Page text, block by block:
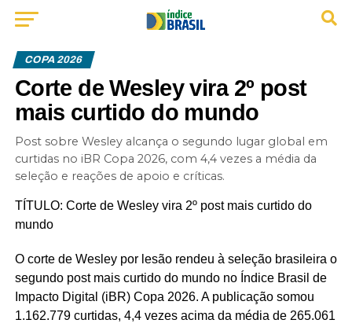
COPA 2026
Corte de Wesley vira 2º post
mais curtido do mundo
Post sobre Wesley alcança o segundo lugar global em
curtidas no iBR Copa 2026, com 4,4 vezes a média da
seleção e reações de apoio e críticas.
TÍTULO: Corte de Wesley vira 2º post mais curtido do
mundo
O corte de Wesley por lesão rendeu à seleção brasileira o
segundo post mais curtido do mundo no Índice Brasil de
Impacto Digital (iBR) Copa 2026. A publicação somou
1.162.779 curtidas, 4,4 vezes acima da média de 265.061